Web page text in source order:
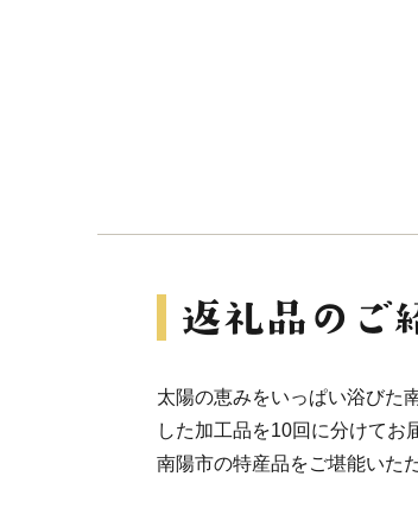
太陽の恵みをいっぱい浴びた
した加工品を10回に分けてお
南陽市の特産品をご堪能いた